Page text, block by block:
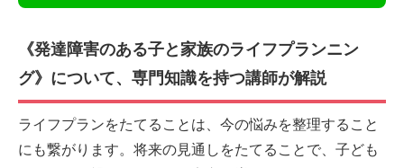
《発達障害のある子と家族のライフプランニン
グ》について、専門知識を持つ講師が解説
ライフプランをたてることは、今の悩みを整理すること
にも繋がります。将来の見通しをたてることで、子ども